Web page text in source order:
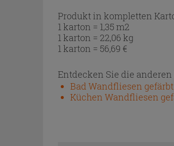
Produkt in kompletten
1 karton = 1,35 m2
1 karton = 22,06 kg
1 karton = 56,69 €
Entdecken Sie die
Bad Wandfliesen
Küchen Wandfliesen